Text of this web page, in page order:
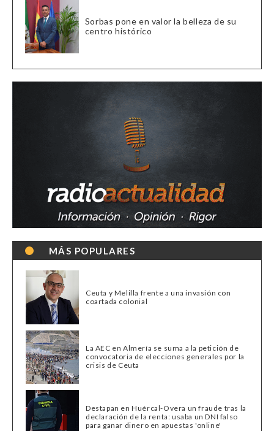
Sorbas pone en valor la belleza de su
centro histórico
MÁS POPULARES
Ceuta y Melilla frente a una invasión con
coartada colonial
La AEC en Almería se suma a la petición de
convocatoria de elecciones generales por la
crisis de Ceuta
Destapan en Huércal-Overa un fraude tras la
declaración de la renta: usaba un DNI falso
para ganar dinero en apuestas 'online'